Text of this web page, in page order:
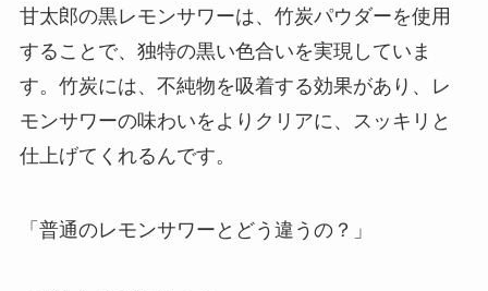
甘太郎の黒レモンサワーは、竹炭パウダーを使用
することで、独特の黒い色合いを実現していま
す。竹炭には、不純物を吸着する効果があり、レ
モンサワーの味わいをよりクリアに、スッキリと
仕上げてくれるんです。
「普通のレモンサワーとどう違うの？」